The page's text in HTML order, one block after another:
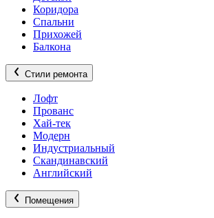
Коридора
Спальни
Прихожей
Балкона
Стили ремонта
Лофт
Прованс
Хай-тек
Модерн
Индустриальный
Скандинавский
Английский
Помещения